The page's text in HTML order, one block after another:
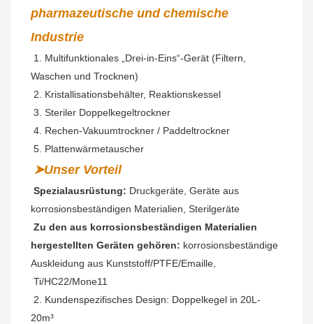
pharmazeutische und chemische
Industrie
Waschen und Trocknen)
2. Kristallisationsbehälter, Reaktionskessel
3. Steriler Doppelkegeltrockner
4. Rechen-Vakuumtrockner / Paddeltrockner
5. Plattenwärmetauscher
➤Unser Vorteil
Spezialausrüstung: Druckgeräte, Geräte aus
korrosionsbeständigen Materialien, Sterilgeräte
Zu den aus korrosionsbeständigen Materialien
hergestellten Geräten gehören: korrosionsbeständige
Auskleidung aus Kunststoff/PTFE/Emaille,
Ti/HC22/Mone11
20m³